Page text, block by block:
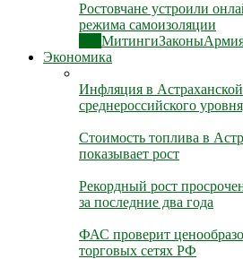
Ростовчане устроили
режима самоизоляции
МитингиЗаконы
Экономика
Инфляция в
среднероссийского
Стоимость топлива в
показывает рост
Рекордный рост
за последние два года
ФАС проверит
торговых сетях РФ